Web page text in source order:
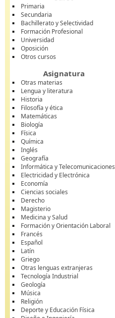
Primaria
Secundaria
Bachillerato y Selectividad
Formación Profesional
Universidad
Oposición
Otros cursos
Asignatura
Otras materias
Lengua y literatura
Historia
Filosofía y ética
Matemáticas
Biología
Física
Química
Inglés
Geografía
Informática y Telecomunicaciones
Electricidad y Electrónica
Economía
Ciencias sociales
Derecho
Magisterio
Medicina y Salud
Formación y Orientación Laboral
Francés
Español
Latín
Griego
Otras lenguas extranjeras
Tecnología Industrial
Geología
Música
Religión
Deporte y Educación Física